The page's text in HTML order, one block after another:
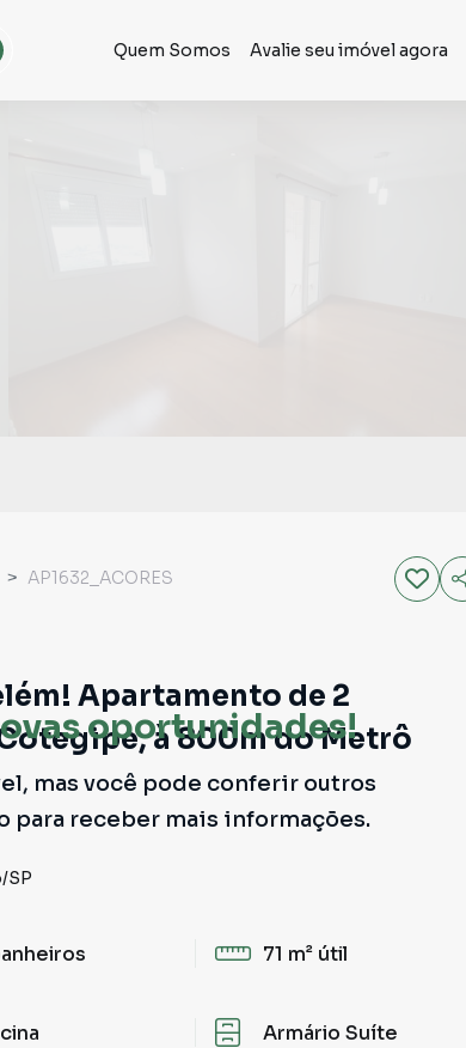
Quem Somos Avalie seu imóvel agora
oportunidades!
mas você pode conferir outros
para receber mais informações.
AP1632_ACORES
Apartamento de 2
à 800m do Metrô
/SP
71 m² útil
Armário Suíte